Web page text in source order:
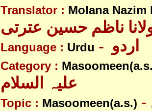
Translator : Molana Nazim
ناظم حسین عترتی
Language : Urdu
Category :
Topic : Masoomeen(a.s.) - معصومین